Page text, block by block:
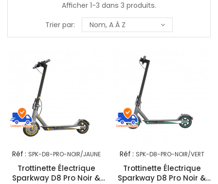
Afficher 1-3 dans 3 produits.
Trier par:
Nom, A À Z
Réf : SPK-D8-PRO-NOIR/JAUNE
Trottinette Électrique
Sparkway D8 Pro Noir &
Réf : SPK-D8-PRO-NOIR/VERT
Trottinette Électrique
Sparkway D8 Pro Noir &